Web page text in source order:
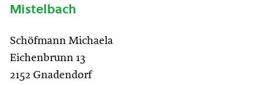
Mistelbach
Schöfmann Michaela
Eichenbrunn 13
2152 Gnadendorf